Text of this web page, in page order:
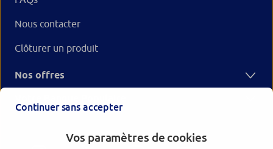
Nous contacter
Clôturer un produit
Nos offres
Continuer sans accepter
Vos paramètres de cookies